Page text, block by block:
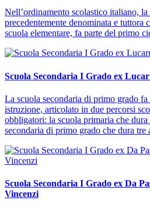
Nell’ordinamento scolastico italiano,
precedentemente denominata e tuttora
scuola elementare, fa parte del primo
Scuola Secondaria I Grado ex
La scuola secondaria di primo grado
istruzione, articolato in due percorsi
obbligatori: la scuola primaria che
secondaria di primo grado che dura tre
Scuola Secondaria I Grado ex Da
Vincenzi